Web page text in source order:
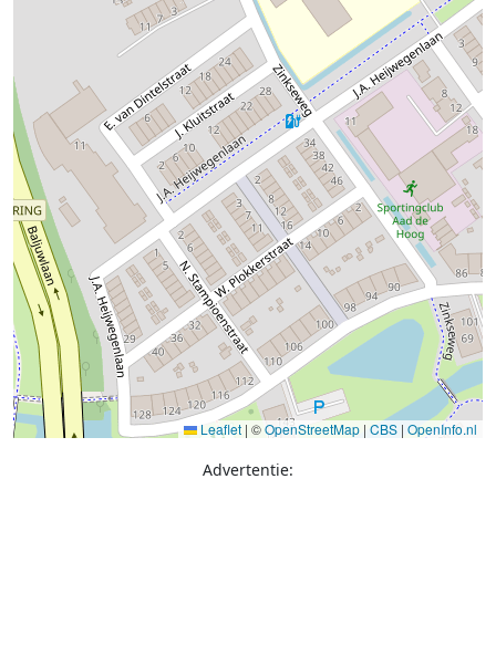
Leaflet | ©OpenStreetMap | CBS | OpenInfo.nl
Advertentie: